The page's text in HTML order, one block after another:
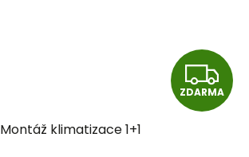
Z
D
ZDARMA
Montáž klimatizace 1+1